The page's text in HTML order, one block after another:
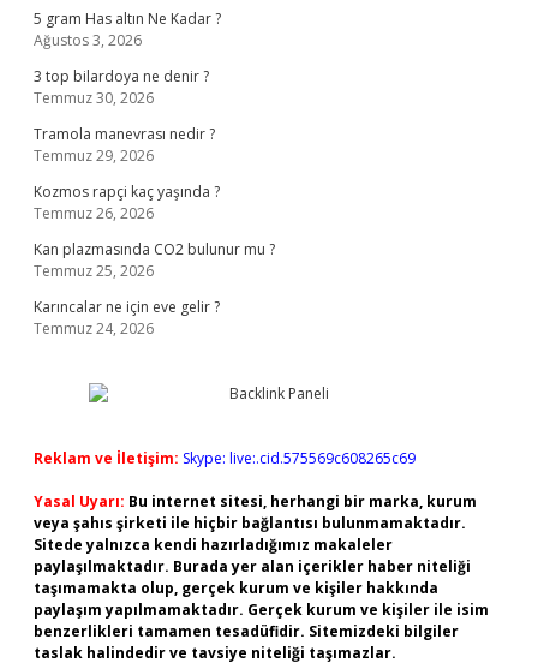
5 gram Has altın Ne Kadar ?
Ağustos 3, 2026
3 top bilardoya ne denir ?
Temmuz 30, 2026
Tramola manevrası nedir ?
Temmuz 29, 2026
Kozmos rapçi kaç yaşında ?
Temmuz 26, 2026
Kan plazmasında CO2 bulunur mu ?
Temmuz 25, 2026
Karıncalar ne için eve gelir ?
Temmuz 24, 2026
Reklam ve İletişim: Skype: live:.cid.575569c608265c69
Yasal Uyarı: Bu internet sitesi, herhangi bir marka, kurum
veya şahıs şirketi ile hiçbir bağlantısı bulunmamaktadır.
Sitede yalnızca kendi hazırladığımız makaleler
paylaşılmaktadır. Burada yer alan içerikler haber niteliği
taşımamakta olup, gerçek kurum ve kişiler hakkında
paylaşım yapılmamaktadır. Gerçek kurum ve kişiler ile isim
benzerlikleri tamamen tesadüfidir. Sitemizdeki bilgiler
taslak halindedir ve tavsiye niteliği taşımazlar.